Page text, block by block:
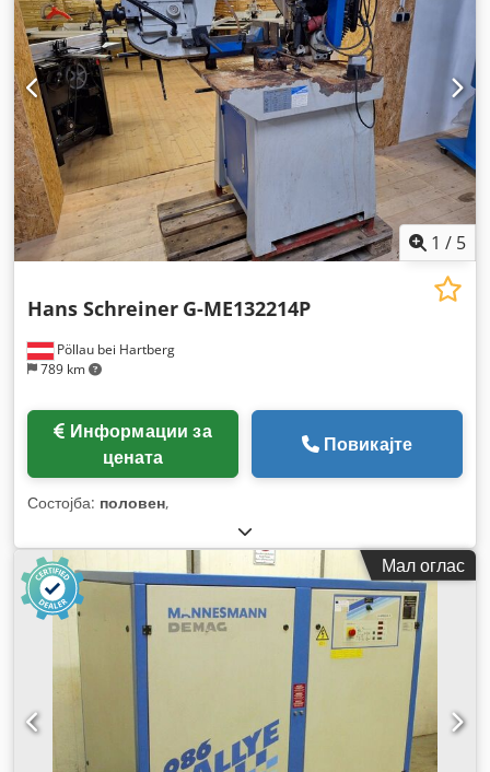
1 / 5
Pöllau bei Hartberg
789 km
Hans Schreiner G-ME132214P
цената
Повикајте
Состојба: половен,
Мал оглас